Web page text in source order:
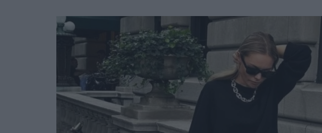
Success Stories
Αφιερώματα ΒΟΞ
Hautes Grecians Γάμος